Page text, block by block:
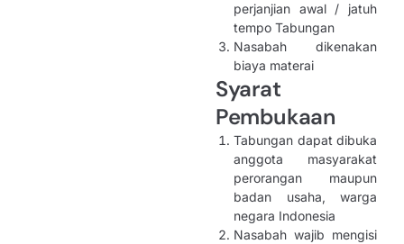
perjanjian awal / jatuh
tempo Tabungan
Nasabah dikenakan
biaya materai
Syarat
Pembukaan
Tabungan dapat dibuka
anggota masyarakat
perorangan maupun
badan usaha, warga
negara Indonesia
Nasabah wajib mengisi